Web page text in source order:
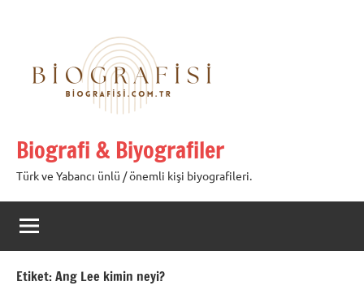
Biografi & Biyografiler
Türk ve Yabancı ünlü / önemli kişi biyografileri.
Etiket:Ang Lee kimin neyi?